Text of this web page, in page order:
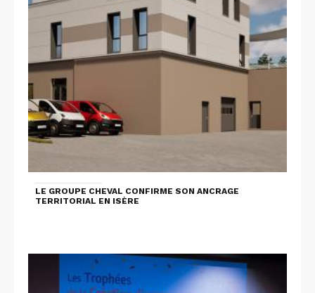
LE GROUPE CHEVAL CONFIRME SON ANCRAGE
TERRITORIAL EN ISÈRE